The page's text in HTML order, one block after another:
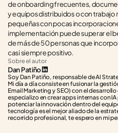
de onboarding frecuentes,
y equipos distribuidos o con
pequeñas con pocas
implementación puede superar el
de más de 50 personas que
casi siempre positivo.
Sobre el autor
Dan Patiño
Soy Dan Patiño, responsable de AI
Mi día a día consiste en fusionar la
Email Marketing y SEO) con el
especializo en crear apps internas con
potenciar la innovación dentro del
tecnología es el mejor aliado de la
recorrido profesional, te espero en mi